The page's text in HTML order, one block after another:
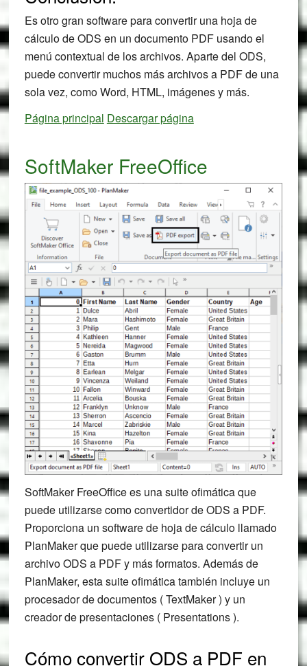
Es otro gran software para convertir una hoja de
cálculo de ODS en un documento PDF usando el
menú contextual de los archivos. Aparte del ODS,
puede convertir muchos más archivos a PDF de una
sola vez, como Word, HTML, imágenes y más.
Página principal Descargar página
SoftMaker FreeOffice
SoftMaker FreeOffice es una suite ofimática que
puede utilizarse como convertidor de ODS a PDF.
Proporciona un software de hoja de cálculo llamado
PlanMaker que puede utilizarse para convertir un
archivo ODS a PDF y más formatos. Además de
PlanMaker, esta suite ofimática también incluye un
procesador de documentos ( TextMaker ) y un
creador de presentaciones ( Presentations ).
Cómo convertir ODS a PDF en